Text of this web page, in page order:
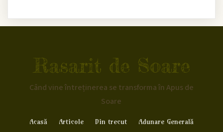
Rasarit de Soare
Când vine întreținerea se transforma în Apus de
Soare
Acasă Articole Din trecut
Adunare Generală